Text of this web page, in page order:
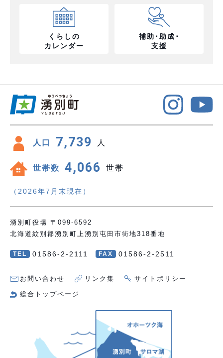
くらしの
カレンダー
補助･助成･
支援
人口 7,739 人
世帯数 4,066 世帯
（2026年7月末現在）
湧別町役場 〒099-6592
北海道紋別郡湧別町上湧別屯田市街地318番地
TEL 01586-2-2111 FAX 01586-2-2511
お問い合わせ リンク集 サイトポリシー
総合トップページ